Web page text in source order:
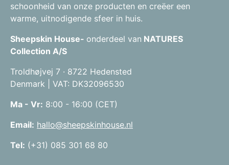
schoonheid van onze producten en creëer een
warme, uitnodigende sfeer in huis.
Sheepskin House- onderdeel van NATURES
Collection A/S
Troldhøjvej 7 · 8722 Hedensted
Denmark | VAT: DK32096530
Ma - Vr: 8:00 - 16:00 (CET)
Email: hallo@sheepskinhouse.nl
Tel: (+31) 085 301 68 80